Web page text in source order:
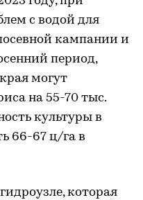
с водой для
кампании и
период,
могут
на 55-70 тыс.
культуры в
66-67 ц/га в
которая